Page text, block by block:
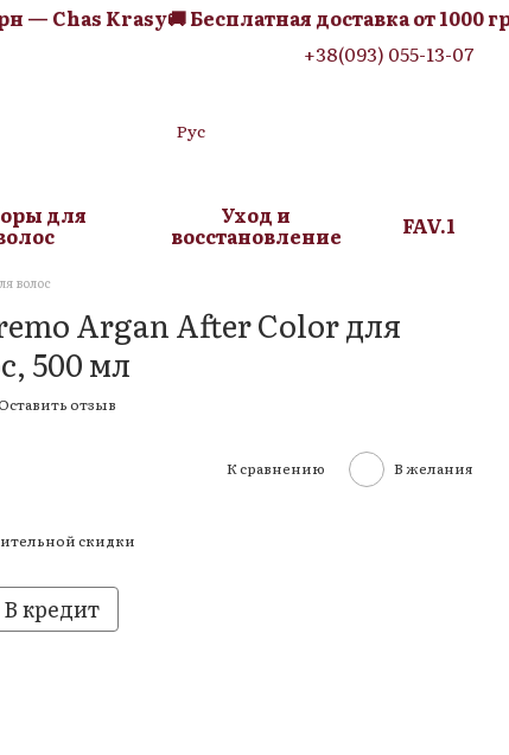
Chas Krasy🚚 Бесплатная доставка от 1000 грн
+38(093) 055-13-07
Рус
для Уход и
восстановление FAV.1
волос
Argan After Color для
500 мл
отзыв
К сравнению В желания
скидки
В кредит